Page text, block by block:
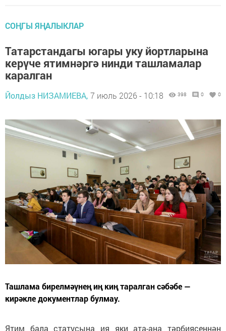
СОҢГЫ ЯҢАЛЫКЛАР
Татарстандагы югары уку йортларына
керүче ятимнәргә нинди ташламалар
каралган
Йолдыз НИЗАМИЕВА, 7 июль 2026 - 10:18 398 0 0
Ташлама бирелмәүнең иң киң таралган сәбәбе —
кирәкле документлар булмау.
Ятим бала статусына ия яки ата-ана тәрбиясеннән